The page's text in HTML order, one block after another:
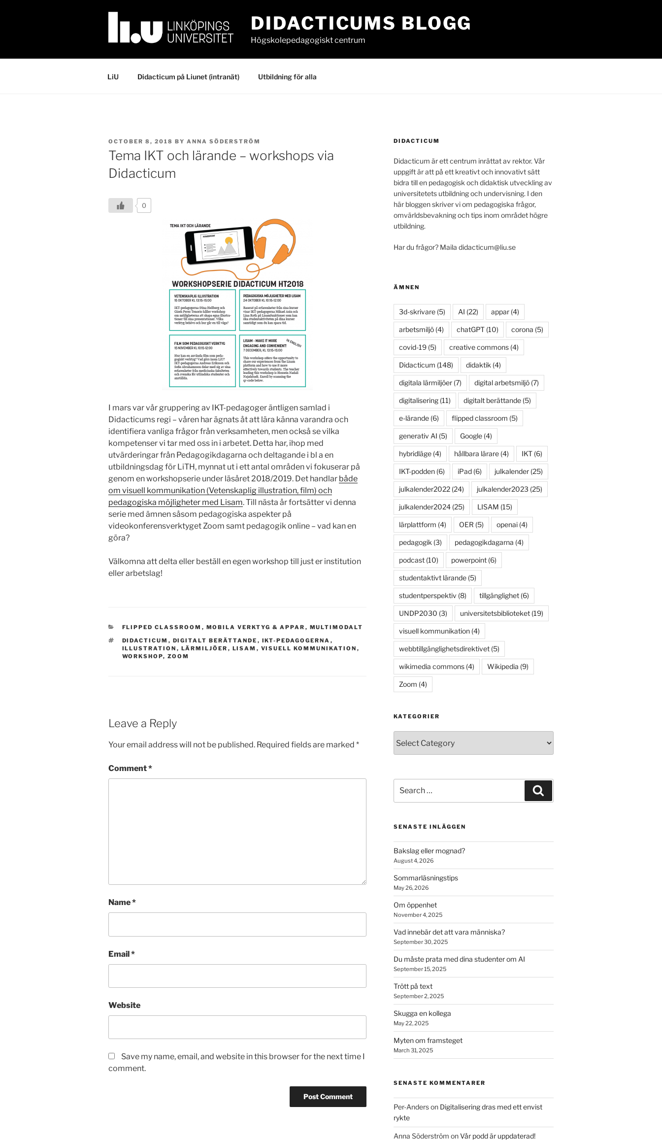
DIDACTICUMS BLOGG
Högskolepedagogiskt centrum
LiU Didacticum på Liunet (intranät) Utbildning för alla
POSTED
ON
OCTOBER 8, 2018 BY ANNA SÖDERSTRÖM
Tema IKT och lärande – workshops via
Didacticum
0
I mars var vår gruppering av IKT-pedagoger äntligen samlad i
Didacticums regi – våren har ägnats åt att lära känna varandra och
identifiera vanliga frågor från verksamheten, men också se vilka
kompetenser vi tar med oss in i arbetet. Detta har, ihop med
utvärderingar från Pedagogikdagarna och deltagande i bl a en
utbildningsdag för LiTH, mynnat ut i ett antal områden vi fokuserar på
genom en workshopserie under läsåret 2018/2019. Det handlar både
om visuell kommunikation (Vetenskaplig illustration, film) och
pedagogiska möjligheter med Lisam. Till nästa år fortsätter vi denna
serie med ämnen såsom pedagogiska aspekter på
videokonferensverktyget Zoom samt pedagogik online – vad kan en
göra?
Välkomna att delta eller beställ en egen workshop till just er institution
eller arbetslag!
CATEGORIES
FLIPPED CLASSROOM , MOBILA VERKTYG & APPAR , MULTIMODALT
TAGS
DIDACTICUM , DIGITALT BERÄTTANDE , IKT-PEDAGOGERNA ,
ILLUSTRATION , LÄRMILJÖER , LISAM , VISUELL KOMMUNIKATION ,
WORKSHOP, ZOOM
Leave a Reply
Your email address will not be published. Required fields are marked *
Comment*
Name*
Email*
Website
Save my name, email, and website in this browser for the next time I
comment.
DIDACTICUM
Didacticum är ett centrum inrättat av rektor. Vår
uppgift är att på ett kreativt och innovativt sätt
bidra till en pedagogisk och didaktisk utveckling av
universitetets utbildning och undervisning. I den
här bloggen skriver vi om pedagogiska frågor,
omvärldsbevakning och tips inom området högre
utbildning.
Har du frågor? Maila didacticum@liu.se
ÄMNEN
3d-skrivare(5) AI (22) appar(4)
arbetsmiljö(4) chatGPT(10) corona (5)
covid-19(5) creative commons(4)
Didacticum (148) didaktik (4)
digitala lärmiljöer(7) digital arbetsmiljö(7)
digitalisering(11) digitalt berättande(5)
e-lärande(6) flipped classroom (5)
generativ AI (5) Google(4)
hybridläge(4) hållbara lärare(4) IKT(6)
IKT-podden(6) iPad(6) julkalender(25)
julkalender2022(24) julkalender2023 (25)
julkalender2024(25) LISAM (15)
lärplattform (4) OER (5) openai(4)
pedagogik (3) pedagogikdagarna (4)
podcast(10) powerpoint(6)
studentaktivt lärande(5)
studentperspektiv (8) tillgänglighet(6)
UNDP2030 (3) universitetsbiblioteket(19)
visuell kommunikation(4)
webbtillgänglighetsdirektivet(5)
wikimedia commons(4) Wikipedia (9)
Zoom (4)
KATEGORIER
for:
SENASTE INLÄGGEN
Bakslag eller mognad?
August 4, 2026
Sommarläsningstips
May 26, 2026
Om öppenhet
November 4, 2025
Vad innebär det att vara människa?
September 30, 2025
Du måste prata med dina studenter om AI
September 15, 2025
Trött på text
September 2, 2025
Skugga en kollega
May 22, 2025
Myten om framsteget
March 31, 2025
SENASTE KOMMENTARER
Per-Anderson Digitalisering dras med ett envist
rykte
Anna Söderström onVår podd är uppdaterad!